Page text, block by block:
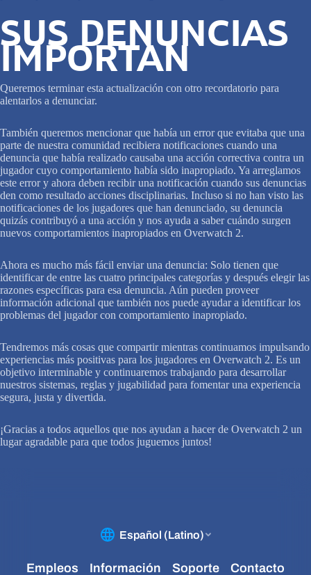
SUS DENUNCIAS
IMPORTAN
Queremos terminar esta actualización con otro recordatorio para
alentarlos a denunciar.
También queremos mencionar que había un error que evitaba que una
parte de nuestra comunidad recibiera notificaciones cuando una
denuncia que había realizado causaba una acción correctiva contra un
jugador cuyo comportamiento había sido inapropiado. Ya arreglamos
este error y ahora deben recibir una notificación cuando sus denuncias
den como resultado acciones disciplinarias. Incluso si no han visto las
notificaciones de los jugadores que han denunciado, su denuncia
quizás contribuyó a una acción y nos ayuda a saber cuándo surgen
nuevos comportamientos inapropiados en Overwatch 2.
Ahora es mucho más fácil enviar una denuncia: Solo tienen que
identificar de entre las cuatro principales categorías y después elegir las
razones específicas para esa denuncia. Aún pueden proveer
información adicional que también nos puede ayudar a identificar los
problemas del jugador con comportamiento inapropiado.
Tendremos más cosas que compartir mientras continuamos impulsando
experiencias más positivas para los jugadores en Overwatch 2. Es un
objetivo interminable y continuaremos trabajando para desarrollar
nuestros sistemas, reglas y jugabilidad para fomentar una experiencia
segura, justa y divertida.
¡Gracias a todos aquellos que nos ayudan a hacer de Overwatch 2 un
lugar agradable para que todos juguemos juntos!